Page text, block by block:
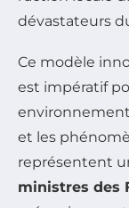
dévastateurs
Ce modèle
est impératif
et les
représentent
ministres des